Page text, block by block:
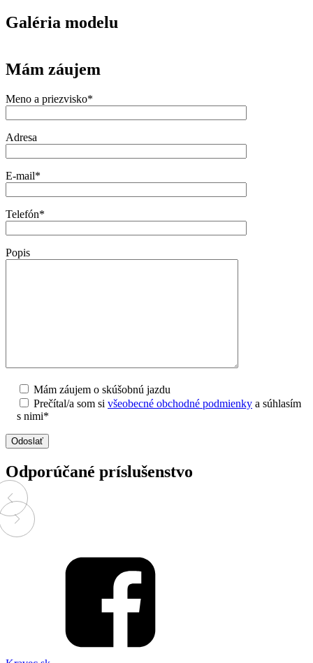
Galéria modelu
Mám záujem
Meno a priezvisko*
Adresa
E-mail*
Telefón*
Popis
Mám záujem o skúšobnú jazdu
Prečítal/a som si všeobecné obchodné podmienky a súhlasím
s nimi*
Odporúčané príslušenstvo